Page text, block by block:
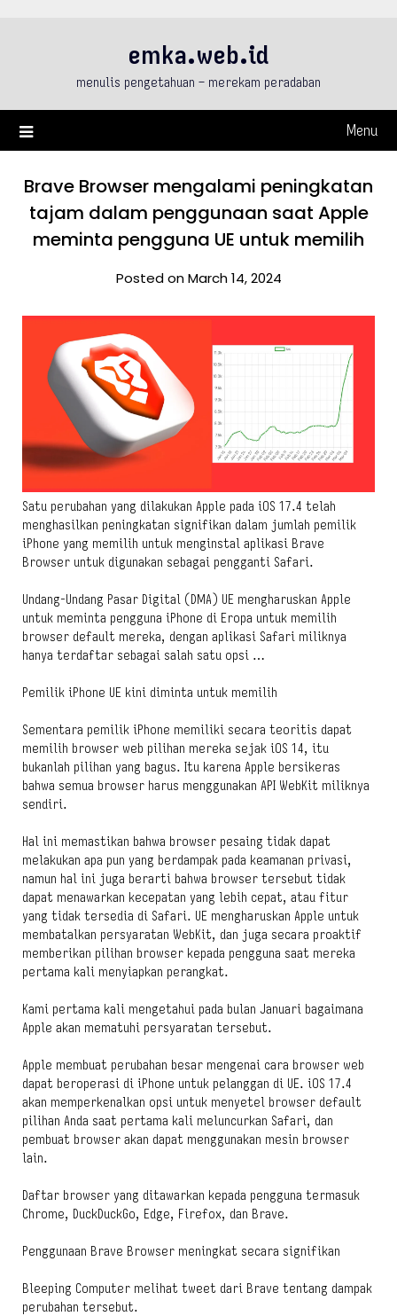
emka.web.id
menulis pengetahuan – merekam peradaban
Menu
Brave Browser mengalami peningkatan
tajam dalam penggunaan saat Apple
meminta pengguna UE untuk memilih
Posted on March 14, 2024
Satu perubahan yang dilakukan Apple pada iOS 17.4 telah
menghasilkan peningkatan signifikan dalam jumlah pemilik
iPhone yang memilih untuk menginstal aplikasi Brave
Browser untuk digunakan sebagai pengganti Safari.
Undang-Undang Pasar Digital (DMA) UE mengharuskan Apple
untuk meminta pengguna iPhone di Eropa untuk memilih
browser default mereka, dengan aplikasi Safari miliknya
hanya terdaftar sebagai salah satu opsi …
Pemilik iPhone UE kini diminta untuk memilih
Sementara pemilik iPhone memiliki secara teoritis dapat
memilih browser web pilihan mereka sejak iOS 14, itu
bukanlah pilihan yang bagus. Itu karena Apple bersikeras
bahwa semua browser harus menggunakan API WebKit miliknya
sendiri.
Hal ini memastikan bahwa browser pesaing tidak dapat
melakukan apa pun yang berdampak pada keamanan privasi,
namun hal ini juga berarti bahwa browser tersebut tidak
dapat menawarkan kecepatan yang lebih cepat, atau fitur
yang tidak tersedia di Safari. UE mengharuskan Apple untuk
membatalkan persyaratan WebKit, dan juga secara proaktif
memberikan pilihan browser kepada pengguna saat mereka
pertama kali menyiapkan perangkat.
Kami pertama kali mengetahui pada bulan Januari bagaimana
Apple akan mematuhi persyaratan tersebut.
Apple membuat perubahan besar mengenai cara browser web
dapat beroperasi di iPhone untuk pelanggan di UE. iOS 17.4
akan memperkenalkan opsi untuk menyetel browser default
pilihan Anda saat pertama kali meluncurkan Safari, dan
pembuat browser akan dapat menggunakan mesin browser
lain.
Daftar browser yang ditawarkan kepada pengguna termasuk
Chrome, DuckDuckGo, Edge, Firefox, dan Brave.
Penggunaan Brave Browser meningkat secara signifikan
Bleeping Computer melihat tweet dari Brave tentang dampak
perubahan tersebut.